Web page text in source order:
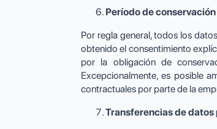
Período de conservación
Por regla general, todos los
obtenido el consentimiento
por la obligación de
Excepcionalmente, es posible
contractuales por parte de la
Transferencias de datos